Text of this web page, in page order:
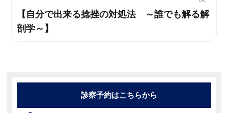
投
稿:
次
の
【自分で出来る捻挫の対処法 ～誰でも解る解
剖学～】
診察予約はこちらから